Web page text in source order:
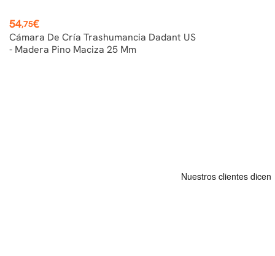
Precio
54,75€
Cámara De Cría Trashumancia Dadant US
- Madera Pino Maciza 25 Mm